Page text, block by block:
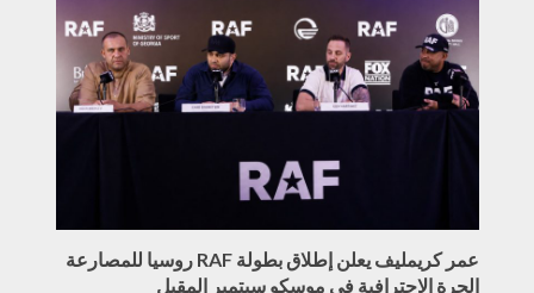
عمر كريمليف يعلن إطلاق بطولة RAF روسيا للمصارعة
الحرة الاحترافية في موسكو سبتمبر المقبل